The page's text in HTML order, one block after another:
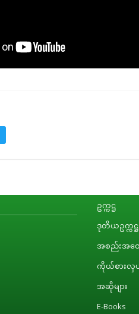
ဥက္ကဋ္ဌ
ဒုတိယဥက္ကဋ္ဌ
အစည်းအဝေ
ကိုယ်စားလှယ်
အဆိုများ
E-Books